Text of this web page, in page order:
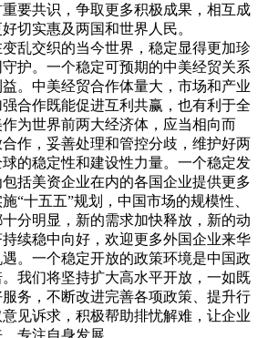
要共识，争取更多积极成果，相互成
切实惠及两国和世界人民。
交织的当今世界，稳定显得更加珍
护。一个稳定可预期的中美经贸关系
。中美经贸合作体量大，市场和产业
合作既能促进互利共赢，也有利于全
为世界前两大经济体，应当相向而
作，妥善处理和管控分歧，维护好两
的稳定性和建设性力量。一个稳定发
括美资企业在内的各国企业提供更多
“十五五”规划，中国市场的规模性、
分明显，新的需求加快释放，新的动
续稳中向好，欢迎更多外国企业来华
。一个稳定开放的政策环境是中国政
我们将坚持扩大高水平开放，一如既
务，不断改进完善各项政策、提升行
见诉求，积极帮助排忧解难，让企业
专注自身发展。